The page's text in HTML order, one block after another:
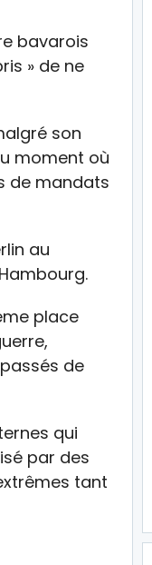
bavarois
» de ne
son
moment où
de mandats
au
place
de
qui
par des
tant